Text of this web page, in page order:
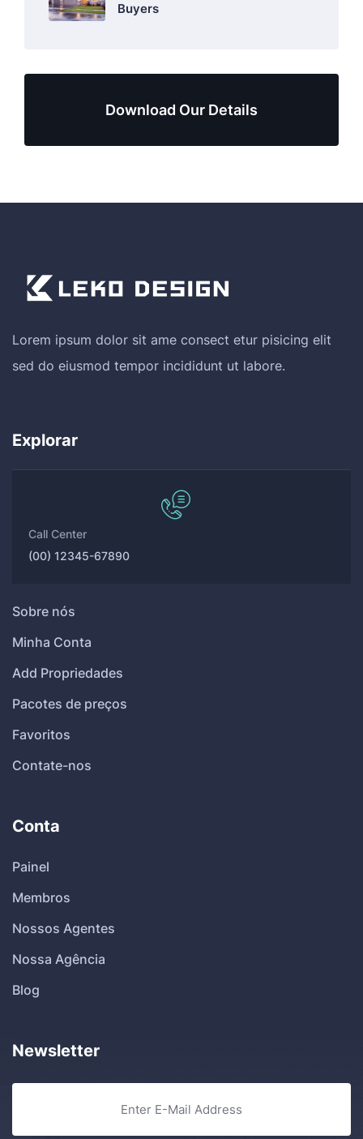
Buyers
Download Our Details
Lorem ipsum dolor sit ame consect etur pisicing elit
sed do eiusmod tempor incididunt ut labore.
Explorar
Call Center
(00) 12345-67890
Sobre nós
Minha Conta
Add Propriedades
Pacotes de preços
Favoritos
Contate-nos
Conta
Painel
Membros
Nossos Agentes
Nossa Agência
Blog
Newsletter